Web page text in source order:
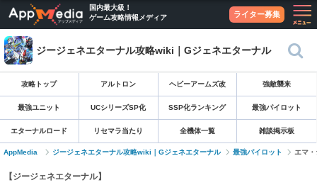
国内最大級！
ゲーム攻略情報メディア
ライター募集
ジージェネエターナル攻略wiki｜Gジェネエターナル
攻略トップ アルトロン ヘビーアームズ改 強敵襲来
最強ユニット UCシリーズSP化 SSP化ランキング 最強パイロット
エターナルロード リセマラ当たり 全機体一覧 雑談掲示板
AppMedia ジージェネエターナル攻略wiki｜Gジェネエターナル 最強パイロット エマ・
【ジージェネエターナル】